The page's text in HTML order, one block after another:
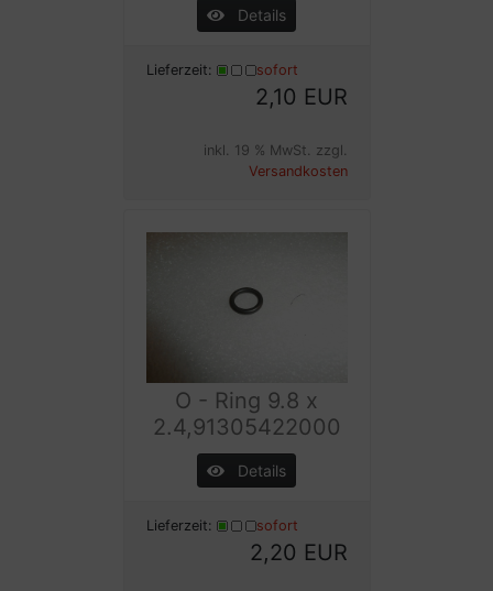
Details
Lieferzeit: sofort
2,10 EUR
inkl. 19 % MwSt. zzgl.
Versandkosten
O - Ring 9.8 x
2.4,91305422000
Details
Lieferzeit: sofort
2,20 EUR